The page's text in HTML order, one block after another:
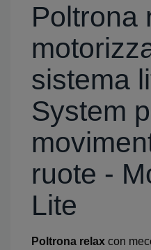
Poltrona
sistema
System
ruote -
Lite
Poltrona relax con